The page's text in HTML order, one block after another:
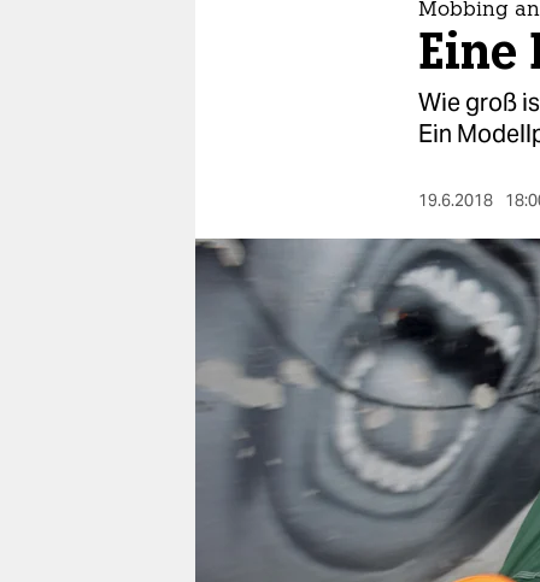
berlin
wahrheit
verlag
veranstaltungen
Mobbing
Eine
Wie groß
Ein
19.6.2018